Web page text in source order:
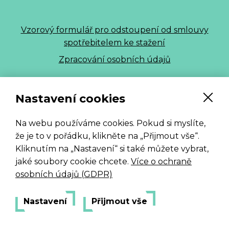
Nastavení cookies
Na webu používáme cookies. Pokud si myslíte,
že je to v pořádku, klikněte na „Přijmout vše“.
Kliknutím na „Nastavení“ si také můžete vybrat,
jaké soubory cookie chcete. Více o ochraně
osobních údajů (GDPR)
Nastavení Přijmout vše
Vzorový formulář pro odstoupení od smlouvy
spotřebitelem ke stažení
Zpracování osobních údajů
ALLE 2026